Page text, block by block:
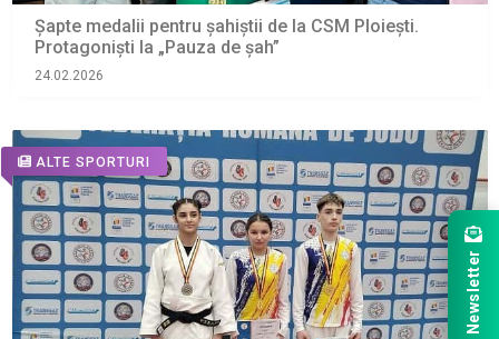
Șapte medalii pentru șahiștii de la CSM Ploiești.
Protagoniști la „Pauza de şah”
24.02.2026
ALTE SPORTURI
Newsletter